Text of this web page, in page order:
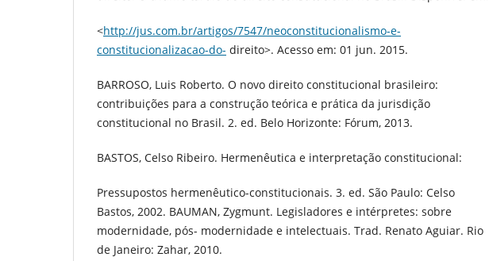
<http://jus.com.br/artigos/7547/neoconstitucionalismo-e-
constitucionalizacao-do- direito>. Acesso em: 01 jun. 2015.
BARROSO, Luis Roberto. O novo direito constitucional brasileiro:
contribuições para a construção teórica e prática da jurisdição
constitucional no Brasil. 2. ed. Belo Horizonte: Fórum, 2013.
BASTOS, Celso Ribeiro. Hermenêutica e interpretação constitucional:
Pressupostos hermenêutico-constitucionais. 3. ed. São Paulo: Celso
Bastos, 2002. BAUMAN, Zygmunt. Legisladores e intérpretes: sobre
modernidade, pós- modernidade e intelectuais. Trad. Renato Aguiar. Rio
de Janeiro: Zahar, 2010.